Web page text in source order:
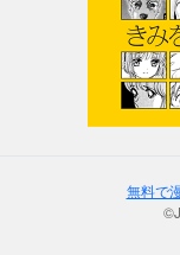
無料で